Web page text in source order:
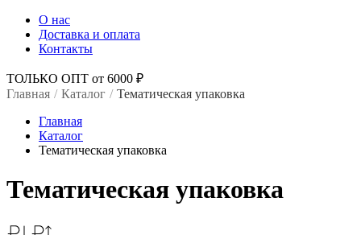
О нас
Доставка и оплата
Контакты
ТОЛЬКО ОПТ от 6000 ₽
Главная / Каталог / Тематическая упаковка
Главная
Каталог
Тематическая упаковка
Тематическая упаковка